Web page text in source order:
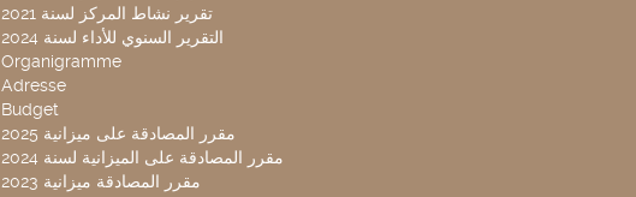
تقرير نشاط المركز لسنة 2021
التقرير السنوي للأداء لسنة 2024
Organigramme
Adresse
Budget
2025 مقرر المصادقة على ميزانية
مقرر المصادقة على الميزانية لسنة 2024
مقرر المصادقة ميزانية 2023